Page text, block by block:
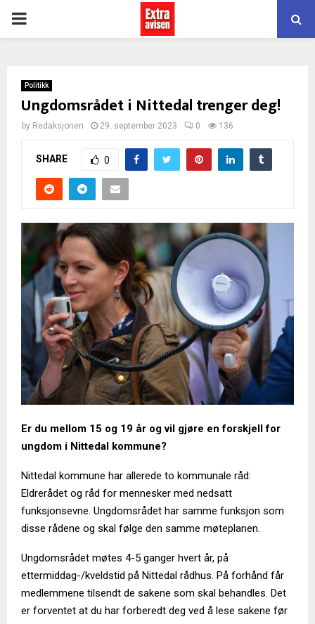
PRIMARY
Politikk
Ungdomsrådet i Nittedal trenger deg!
by Redaksjonen 29. september 2023 0 136
SHARE 0
Er du mellom 15 og 19 år og vil gjøre en forskjell for
ungdom i Nittedal kommune?
Nittedal kommune har allerede to kommunale råd:
Eldrerådet og råd for mennesker med nedsatt
funksjonsevne. Ungdomsrådet har samme funksjon som
disse rådene og skal følge den samme møteplanen.
Ungdomsrådet møtes 4-5 ganger hvert år, på
ettermiddag-/kveldstid på Nittedal rådhus. På forhånd får
medlemmene tilsendt de sakene som skal behandles. Det
er forventet at du har forberedt deg ved å lese sakene før